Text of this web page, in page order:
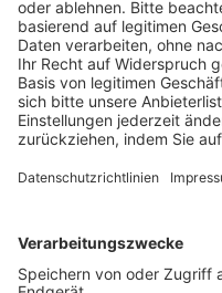
BFV-Geschäftsstellen
Trainerbörse
Login SpielPlus
FOLGE DEM BFV
TOP-VEREINE